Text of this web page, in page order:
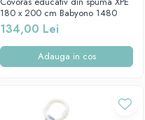
180 x 200 cm Babyono 1480
134,00 Lei
Adauga in cos